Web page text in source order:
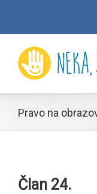
Pravo na
Član 24.